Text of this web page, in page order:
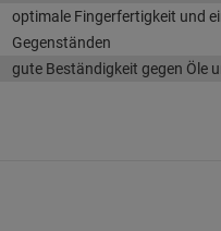
optimale Fingerfertigkeit und
Gegenständen
gute Beständigkeit gegen Öle